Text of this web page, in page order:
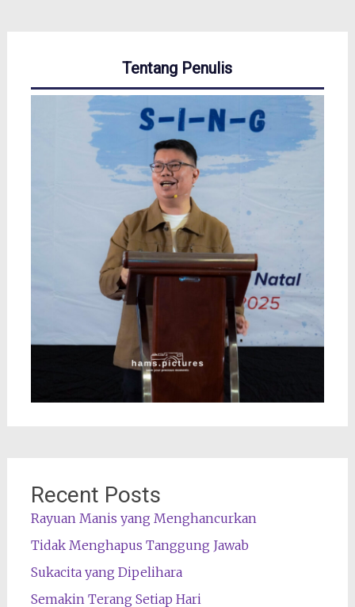
Tentang Penulis
Recent Posts
Rayuan Manis yang Menghancurkan
Tidak Menghapus Tanggung Jawab
Sukacita yang Dipelihara
Semakin Terang Setiap Hari